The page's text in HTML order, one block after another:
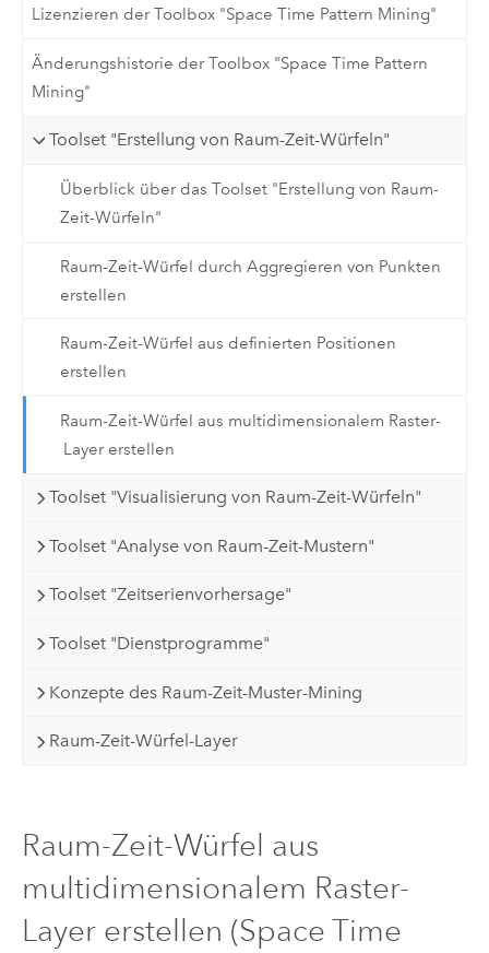
Lizenzieren der Toolbox "Space Time Pattern Mining"
Änderungshistorie der Toolbox "Space Time Pattern
Mining"
Toolset "Erstellung von Raum-Zeit-Würfeln"
Überblick über das Toolset "Erstellung von Raum-
Zeit-Würfeln"
Raum-Zeit-Würfel durch Aggregieren von Punkten
erstellen
Raum-Zeit-Würfel aus definierten Positionen
erstellen
Raum-Zeit-Würfel aus multidimensionalem Raster-
Layer erstellen
Toolset "Visualisierung von Raum-Zeit-Würfeln"
Toolset "Analyse von Raum-Zeit-Mustern"
Toolset "Zeitserienvorhersage"
Toolset "Dienstprogramme"
Konzepte des Raum-Zeit-Muster-Mining
Raum-Zeit-Würfel-Layer
Raum-Zeit-Würfel aus
multidimensionalem Raster-
Layer erstellen (Space Time